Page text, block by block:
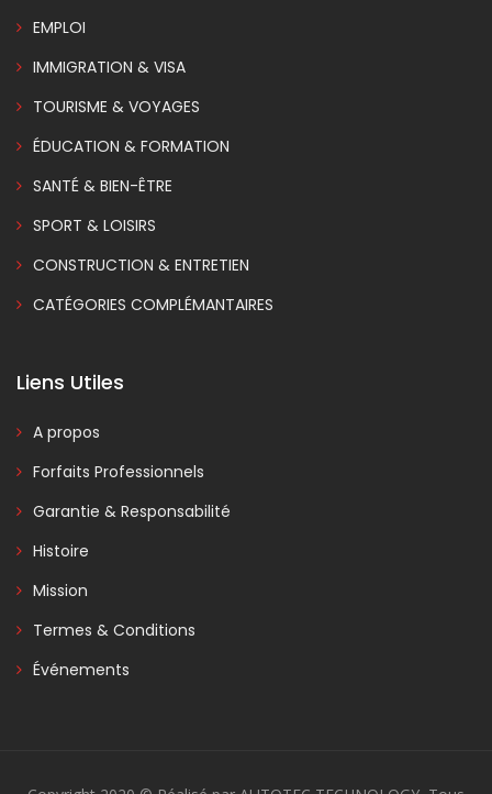
EMPLOI
IMMIGRATION & VISA
TOURISME & VOYAGES
ÉDUCATION & FORMATION
SANTÉ & BIEN-ÊTRE
SPORT & LOISIRS
CONSTRUCTION & ENTRETIEN
CATÉGORIES COMPLÉMANTAIRES
Liens Utiles
A propos
Forfaits Professionnels
Garantie & Responsabilité
Histoire
Mission
Termes & Conditions
Événements